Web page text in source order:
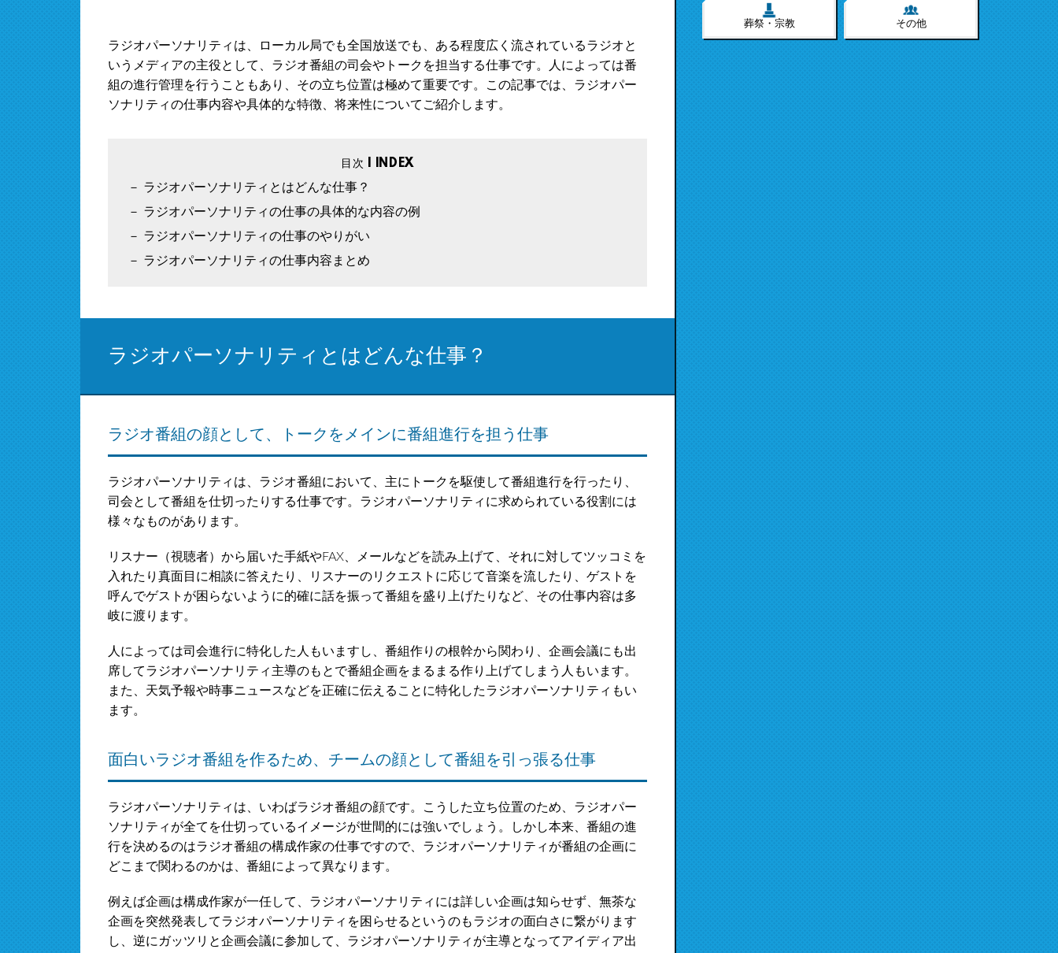
ラジオパーソナリティは、ローカル局でも全国放送でも、ある程度広く流されているラジオと
いうメディアの主役として、ラジオ番組の司会やトークを担当する仕事です。人によっては番
組の進行管理を行うこともあり、その立ち位置は極めて重要です。この記事では、ラジオパー
ソナリティの仕事内容や具体的な特徴、将来性についてご紹介します。
ラジオパーソナリティとはどんな仕事？
ラジオパーソナリティの仕事の具体的な内容の例
ラジオパーソナリティの仕事のやりがい
ラジオパーソナリティの仕事内容まとめ
ラジオパーソナリティとはどんな仕事？
ラジオ番組の顔として、トークをメインに番組進行を担う仕事
ラジオパーソナリティは、ラジオ番組において、主にトークを駆使して番組進行を行ったり、
司会として番組を仕切ったりする仕事です。ラジオパーソナリティに求められている役割には
様々なものがあります。
リスナー（視聴者）から届いた手紙やFAX、メールなどを読み上げて、それに対してツッコミを
入れたり真面目に相談に答えたり、リスナーのリクエストに応じて音楽を流したり、ゲストを
呼んでゲストが困らないように的確に話を振って番組を盛り上げたりなど、その仕事内容は多
岐に渡ります。
人によっては司会進行に特化した人もいますし、番組作りの根幹から関わり、企画会議にも出
席してラジオパーソナリティ主導のもとで番組企画をまるまる作り上げてしまう人もいます。
また、天気予報や時事ニュースなどを正確に伝えることに特化したラジオパーソナリティもい
ます。
面白いラジオ番組を作るため、チームの顔として番組を引っ張る仕事
ラジオパーソナリティは、いわばラジオ番組の顔です。こうした立ち位置のため、ラジオパー
ソナリティが全てを仕切っているイメージが世間的には強いでしょう。しかし本来、番組の進
行を決めるのはラジオ番組の構成作家の仕事ですので、ラジオパーソナリティが番組の企画に
どこまで関わるのかは、番組によって異なります。
例えば企画は構成作家が一任して、ラジオパーソナリティには詳しい企画は知らせず、無茶な
企画を突然発表してラジオパーソナリティを困らせるというのもラジオの面白さに繋がります
し、逆にガッツリと企画会議に参加して、ラジオパーソナリティが主導となってアイディア出
葬祭・宗教 その他